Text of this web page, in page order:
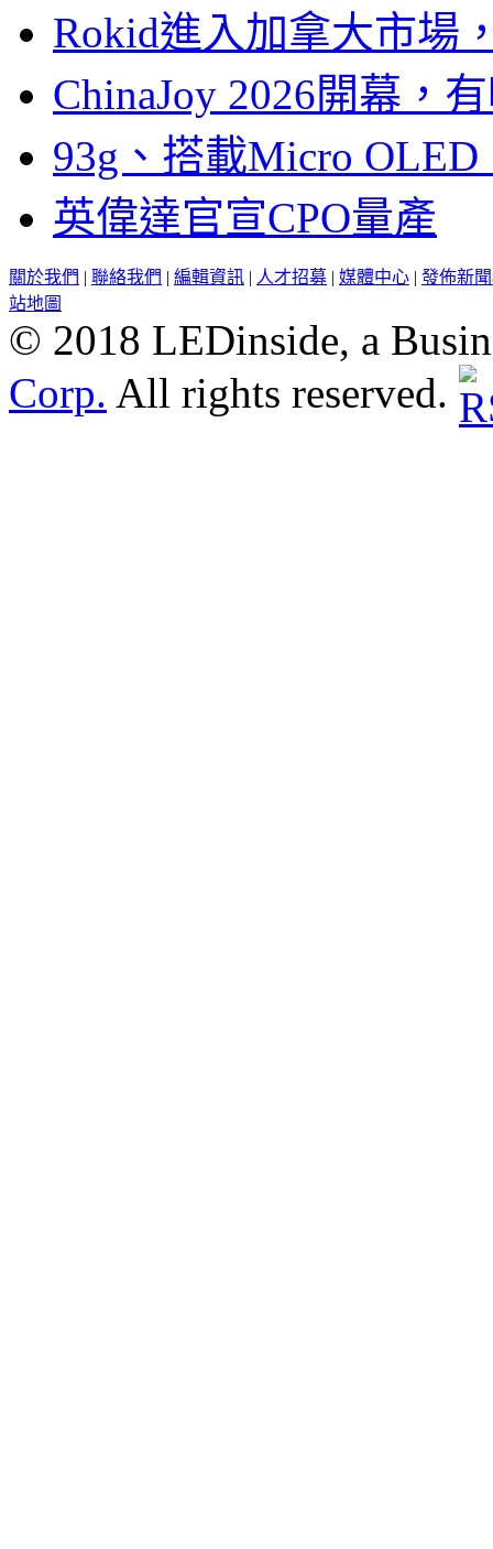
Rokid進入加拿大市場
ChinaJoy 2026開幕，
93g、搭載Micro
英偉達官宣CPO量產
關於我們 | 聯絡我們 | 編輯資訊 | 人才招募 | 媒體中心 | 發佈新
站地圖
© 2018 LEDinside, a
Corp. All rights reserved.